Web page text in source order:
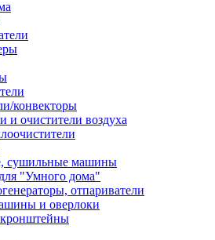
конвекторы
и очистители воздуха
сушильные машины
"Умного дома"
отпариватели
и оверлоки